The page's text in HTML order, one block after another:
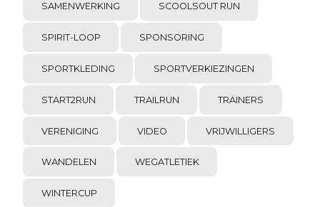
SAMENWERKING SCOOLSOUT RUN
SPIRIT-LOOP SPONSORING
SPORTKLEDING SPORTVERKIEZINGEN
START2RUN TRAILRUN TRAINERS
VERENIGING VIDEO VRIJWILLIGERS
WANDELEN WEGATLETIEK
WINTERCUP